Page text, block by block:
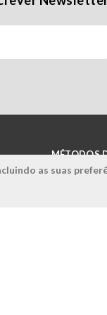
MÉTODOS
as suas